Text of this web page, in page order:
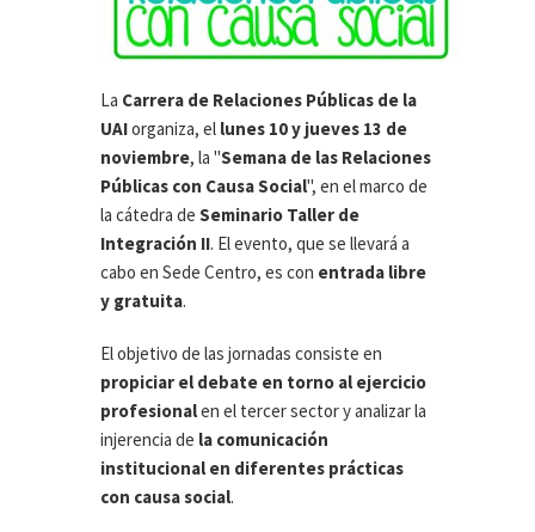
La Carrera de Relaciones Públicas de la
UAIorganiza, el lunes 10 y jueves 13 de
noviembre, la "Semana de las Relaciones
Públicas con Causa Social", en el marco de
la cátedra de Seminario Taller de
Integración II. El evento, que se llevará a
cabo en Sede Centro, es con entrada libre
y gratuita.
El objetivo de las jornadas consiste en
propiciar el debate en torno al ejercicio
profesionalen el tercer sector y analizar la
injerencia de la comunicación
institucional en diferentes prácticas
con causa social.